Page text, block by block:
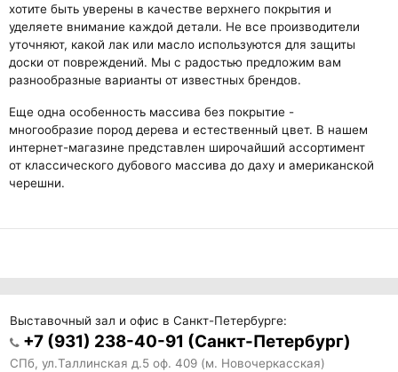
хотите быть уверены в качестве верхнего покрытия и
уделяете внимание каждой детали. Не все производители
уточняют, какой лак или масло используются для защиты
доски от повреждений. Мы с радостью предложим вам
разнообразные варианты от известных брендов.
Еще одна особенность массива без покрытие -
многообразие пород дерева и естественный цвет. В нашем
интернет-магазине представлен широчайший ассортимент
от классического дубового массива до даху и американской
черешни.
Выставочный зал и офис в Санкт-Петербурге:
+7 (931) 238-40-91 (Санкт-Петербург)
СПб, ул.Таллинская д.5 оф. 409 (м. Новочеркасская)